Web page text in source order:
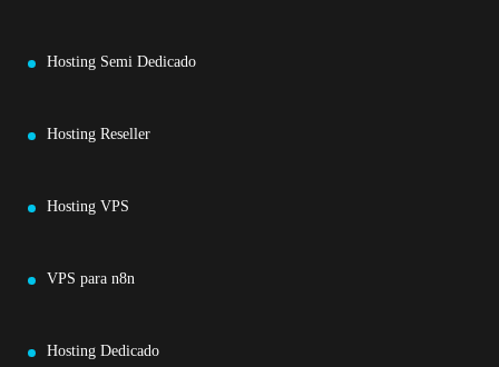
Hosting Semi Dedicado
Hosting Reseller
Hosting VPS
VPS para n8n
Hosting Dedicado